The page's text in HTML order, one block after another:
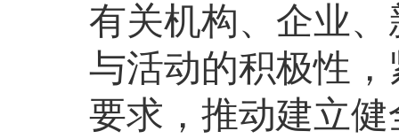
有关机构、企业
与活动的积极性
要求，推动建立